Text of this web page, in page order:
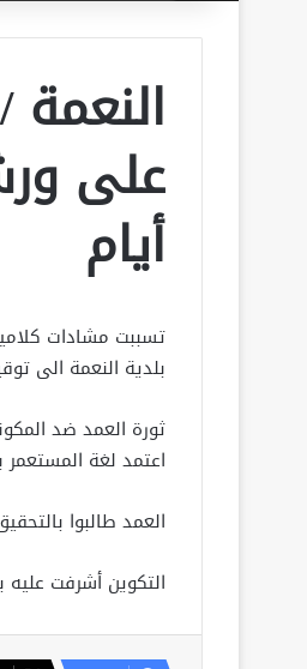
على
أيام
بلدية النعمة الى
ثورة العمد ضد
اعتمد لغة المستعمر
العمد طالبوا
التكوين أشرفت عليه